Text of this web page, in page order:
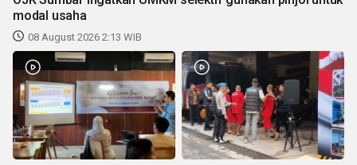
modal usaha
08 August 2026 2:13 WIB